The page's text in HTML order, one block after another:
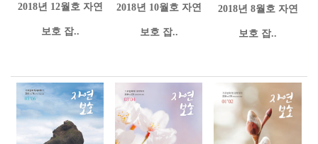
2018년 12월호 자연
보호 잡..
2018년 10월호 자연
보호 잡..
2018년 8월호 자연
보호 잡..